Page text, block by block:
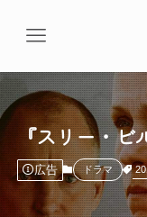
『スリー・ビ
広告 ドラマ